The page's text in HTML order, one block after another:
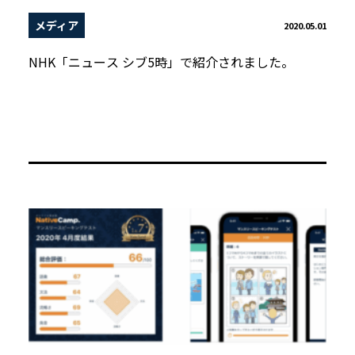
メディア 2020.05.01
NHK「ニュース シブ5時」で紹介されました。